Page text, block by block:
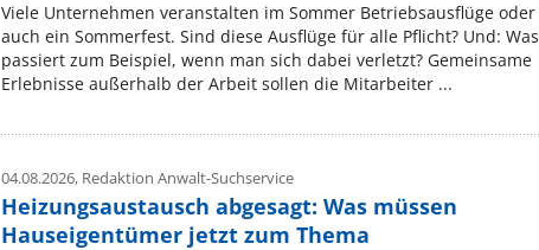
Viele Unternehmen veranstalten im Sommer Betriebsausflüge oder
auch ein Sommerfest. Sind diese Ausflüge für alle Pflicht? Und: Was
passiert zum Beispiel, wenn man sich dabei verletzt? Gemeinsame
Erlebnisse außerhalb der Arbeit sollen die Mitarbeiter ...
04.08.2026,Redaktion Anwalt-Suchservice
Heizungsaustausch abgesagt: Was müssen
Hauseigentümer jetzt zum Thema